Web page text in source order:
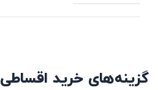
گزینه‌های خرید اقساطی